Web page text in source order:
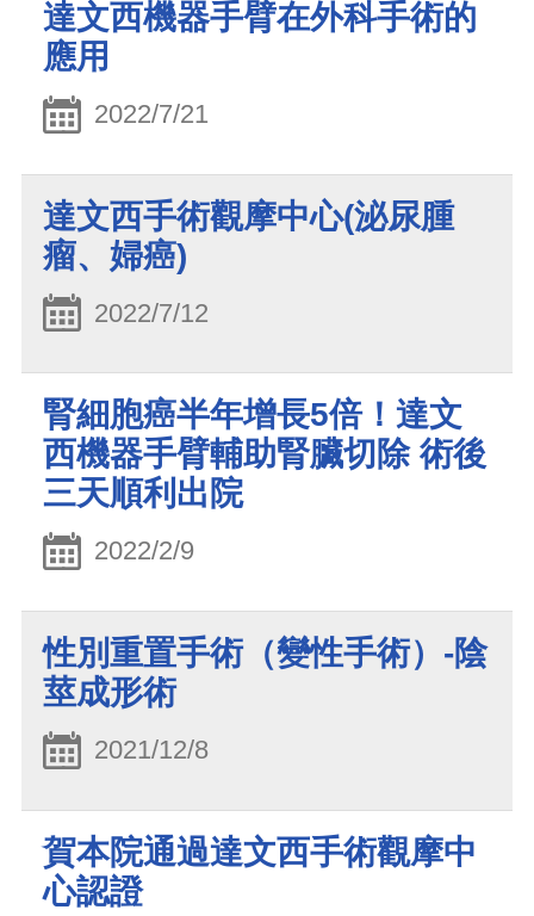
達文西機器手臂在外科手術的
應用
2022/7/21
達文西手術觀摩中心(泌尿腫
瘤、婦癌)
2022/7/12
腎細胞癌半年增長5倍！達文
西機器手臂輔助腎臟切除 術後
三天順利出院
2022/2/9
性別重置手術（變性手術）-陰
莖成形術
2021/12/8
賀本院通過達文西手術觀摩中
心認證